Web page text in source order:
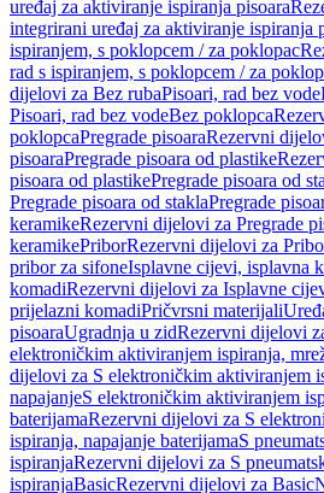
uređaj za aktiviranje ispiranja pisoara
integrirani uređaj za aktiviranje ispiranja
ispiranjem, s poklopcem / za poklopac
rad s ispiranjem, s poklopcem / za
dijelovi za Bez rubaPisoari, rad bez vode
Pisoari, rad bez vodeBez poklopca
poklopcaPregrade pisoaraRezervni
pisoaraPregrade pisoara od plastike
pisoara od plastikePregrade pisoara od
Pregrade pisoara od staklaPregrade
keramikeRezervni dijelovi za Pregrade
keramikePriborRezervni dijelovi za
pribor za sifoneIsplavne cijevi, isplavna
komadiRezervni dijelovi za Isplavne
prijelazni komadiPričvrsni materijali
pisoaraUgradnja u zidRezervni dijelovi
elektroničkim aktiviranjem ispiranja,
dijelovi za S elektroničkim aktiviranjem
napajanjeS elektroničkim aktiviranjem
baterijamaRezervni dijelovi za S
ispiranja, napajanje baterijamaS
ispiranjaRezervni dijelovi za S
ispiranjaBasicRezervni dijelovi za Basic